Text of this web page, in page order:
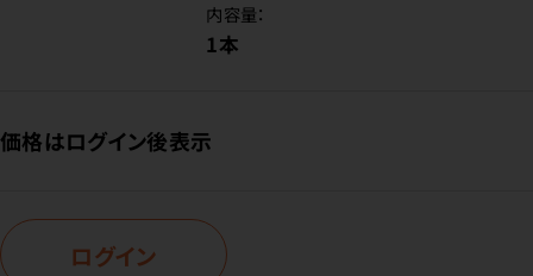
内容量：
1本
価格はログイン後表示
ログイン